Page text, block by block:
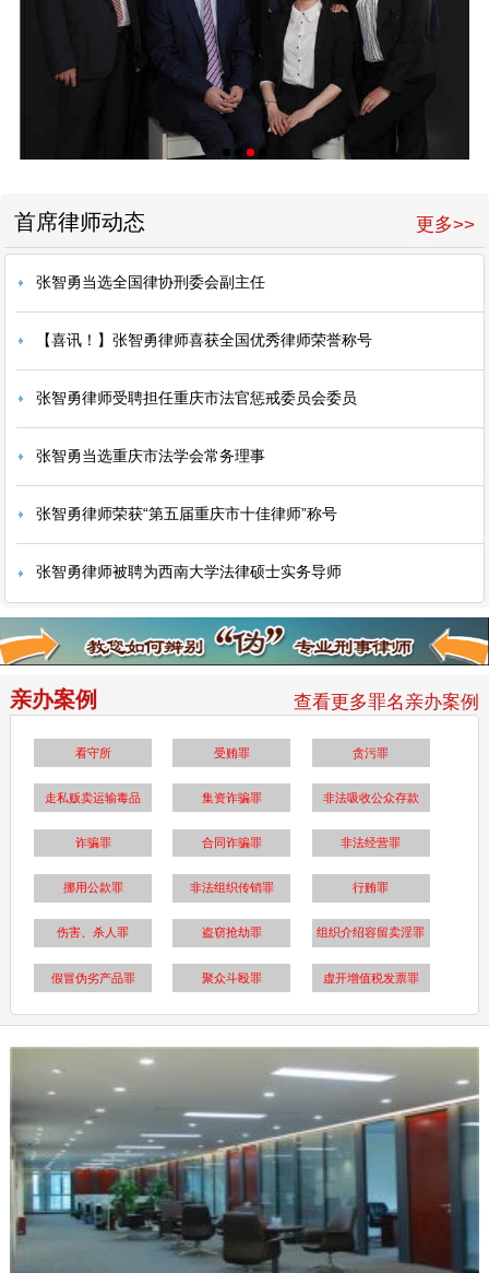
更多>>
首席律师动态
张智勇当选全国律协刑委会副主任
【喜讯！】张智勇律师喜获全国优秀律师荣誉称号
张智勇律师受聘担任重庆市法官惩戒委员会委员
张智勇当选重庆市法学会常务理事
张智勇律师荣获“第五届重庆市十佳律师”称号
张智勇律师被聘为西南大学法律硕士实务导师
亲办案例 查看更多罪名亲办案例
看守所 受贿罪 贪污罪
走私贩卖运输毒品 集资诈骗罪 非法吸收公众存款
诈骗罪 合同诈骗罪 非法经营罪
挪用公款罪 非法组织传销罪 行贿罪
伤害、杀人罪 盗窃抢劫罪 组织介绍容留卖淫罪
假冒伪劣产品罪 聚众斗殴罪 虚开增值税发票罪